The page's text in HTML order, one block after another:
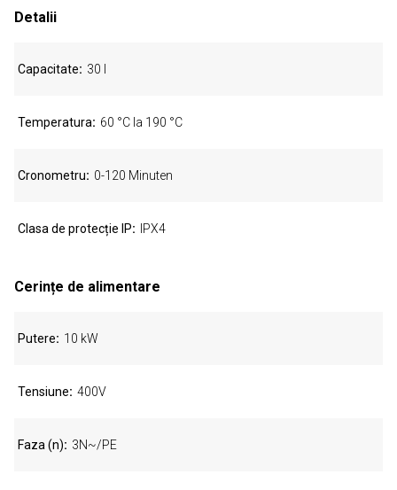
Detalii
Capacitate 30 l
Temperatura 60 °C la 190 °C
Cronometru 0-120 Minuten
Clasa de protecție IP IPX4
Cerințe de alimentare
Putere 10 kW
Tensiune 400V
Faza (n) 3N~/PE